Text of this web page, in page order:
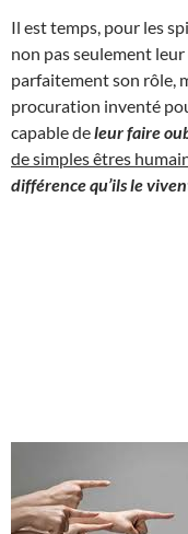
Il est temps, pour les
non pas seulement
parfaitement son rôle,
procuration inventé
capable deleur faire
de simples êtres
différence qu’ils le